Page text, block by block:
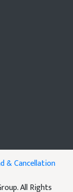
& Cancellation
All Rights